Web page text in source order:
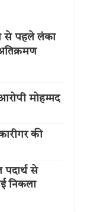
से पहले लंका
मोहम्मद
की
पदार्थ से
निकला